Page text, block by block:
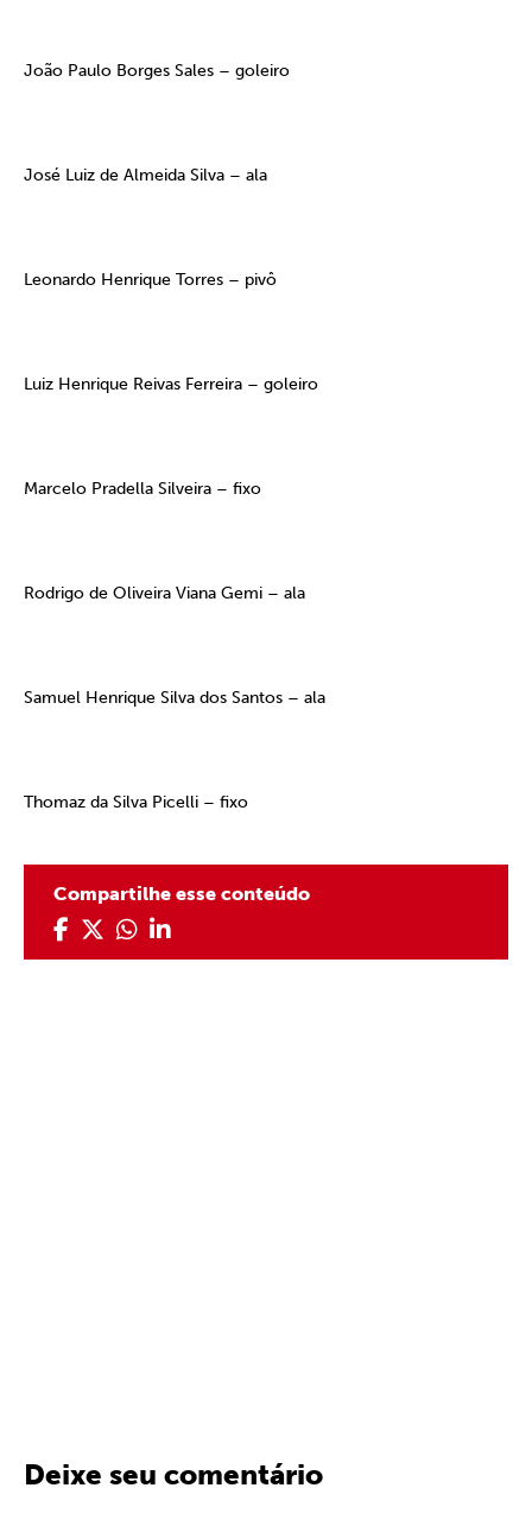
João Paulo Borges Sales – goleiro
José Luiz de Almeida Silva – ala
Leonardo Henrique Torres – pivô
Luiz Henrique Reivas Ferreira – goleiro
Marcelo Pradella Silveira – fixo
Rodrigo de Oliveira Viana Gemi – ala
Samuel Henrique Silva dos Santos – ala
Thomaz da Silva Picelli – fixo
Compartilhe esse conteúdo
Deixe seu comentário